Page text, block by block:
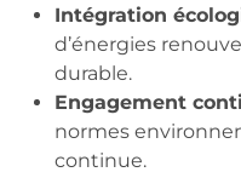
Intégration
d’énergies
durable.
Engagement
normes
continue.